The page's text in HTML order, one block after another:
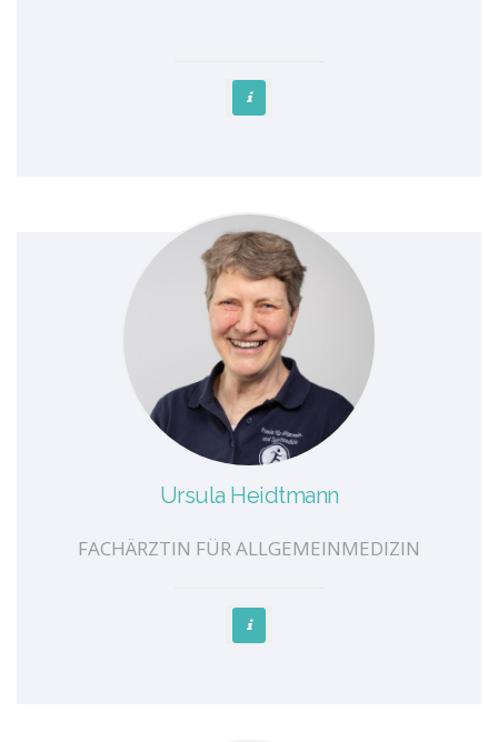
Ursula Heidtmann
FACHÄRZTIN FÜR ALLGEMEINMEDIZIN